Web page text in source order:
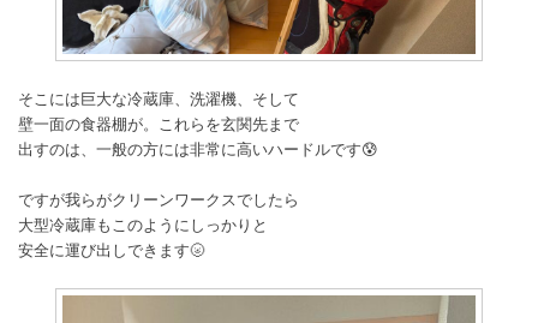
そこには巨大な冷蔵庫、洗濯機、そして
壁一面の食器棚が。これらを玄関先まで
出すのは、一般の方には非常に高いハードルです😰
ですが我らがクリーンワークスでしたら
大型冷蔵庫もこのようにしっかりと
安全に運び出しできます🌝